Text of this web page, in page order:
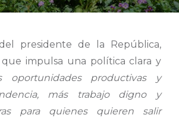
presidente de la República,
que impulsa una política clara y
oportunidades productivas y
más trabajo digno y
para quienes quieren salir